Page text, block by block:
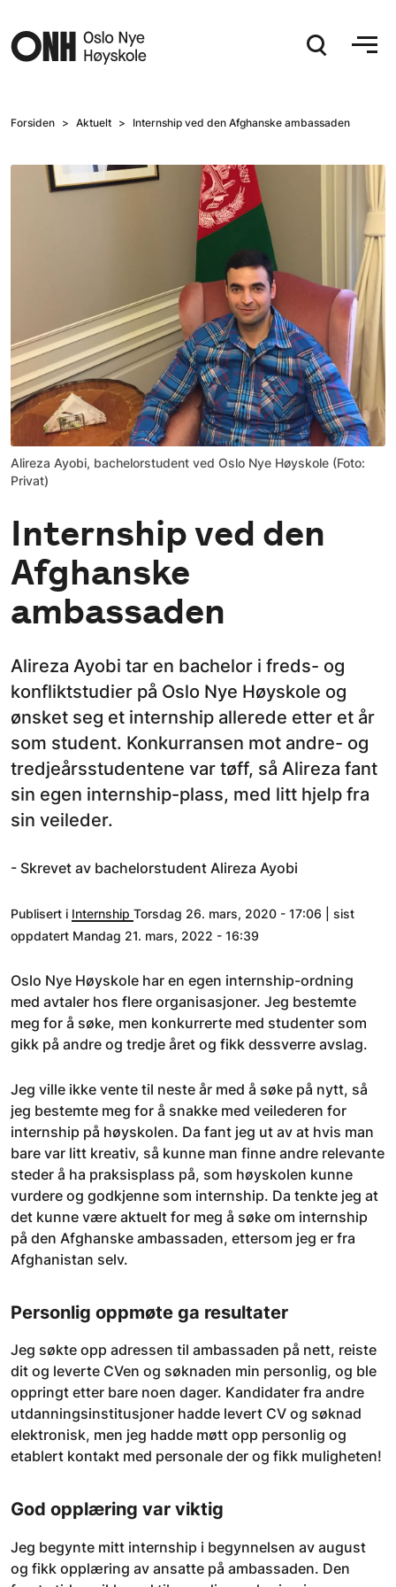
Forsiden Aktuelt Internship ved den Afghanske ambassaden
Alireza Ayobi, bachelorstudent ved Oslo Nye Høyskole (Foto:
Privat)
Internship ved den
Afghanske
ambassaden
Alireza Ayobi tar en bachelor i freds- og
konfliktstudier på Oslo Nye Høyskole og
ønsket seg et internship allerede etter et år
som student. Konkurransen mot andre- og
tredjeårsstudentene var tøff, så Alireza fant
sin egen internship-plass, med litt hjelp fra
sin veileder.
- Skrevet av bachelorstudent Alireza Ayobi
Publisert i Internship Torsdag 26. mars, 2020 - 17:06 | sist
oppdatert Mandag 21. mars, 2022 - 16:39
Oslo Nye Høyskole har en egen internship-ordning
med avtaler hos flere organisasjoner. Jeg bestemte
meg for å søke, men konkurrerte med studenter som
gikk på andre og tredje året og fikk dessverre avslag.
Jeg ville ikke vente til neste år med å søke på nytt, så
jeg bestemte meg for å snakke med veilederen for
internship på høyskolen. Da fant jeg ut av at hvis man
bare var litt kreativ, så kunne man finne andre relevante
steder å ha praksisplass på, som høyskolen kunne
vurdere og godkjenne som internship. Da tenkte jeg at
det kunne være aktuelt for meg å søke om internship
på den Afghanske ambassaden, ettersom jeg er fra
Afghanistan selv.
Personlig oppmøte ga resultater
Jeg søkte opp adressen til ambassaden på nett, reiste
dit og leverte CVen og søknaden min personlig, og ble
oppringt etter bare noen dager. Kandidater fra andre
utdanningsinstitusjoner hadde levert CV og søknad
elektronisk, men jeg hadde møtt opp personlig og
etablert kontakt med personale der og fikk muligheten!
God opplæring var viktig
Jeg begynte mitt internship i begynnelsen av august
og fikk opplæring av ansatte på ambassaden. Den